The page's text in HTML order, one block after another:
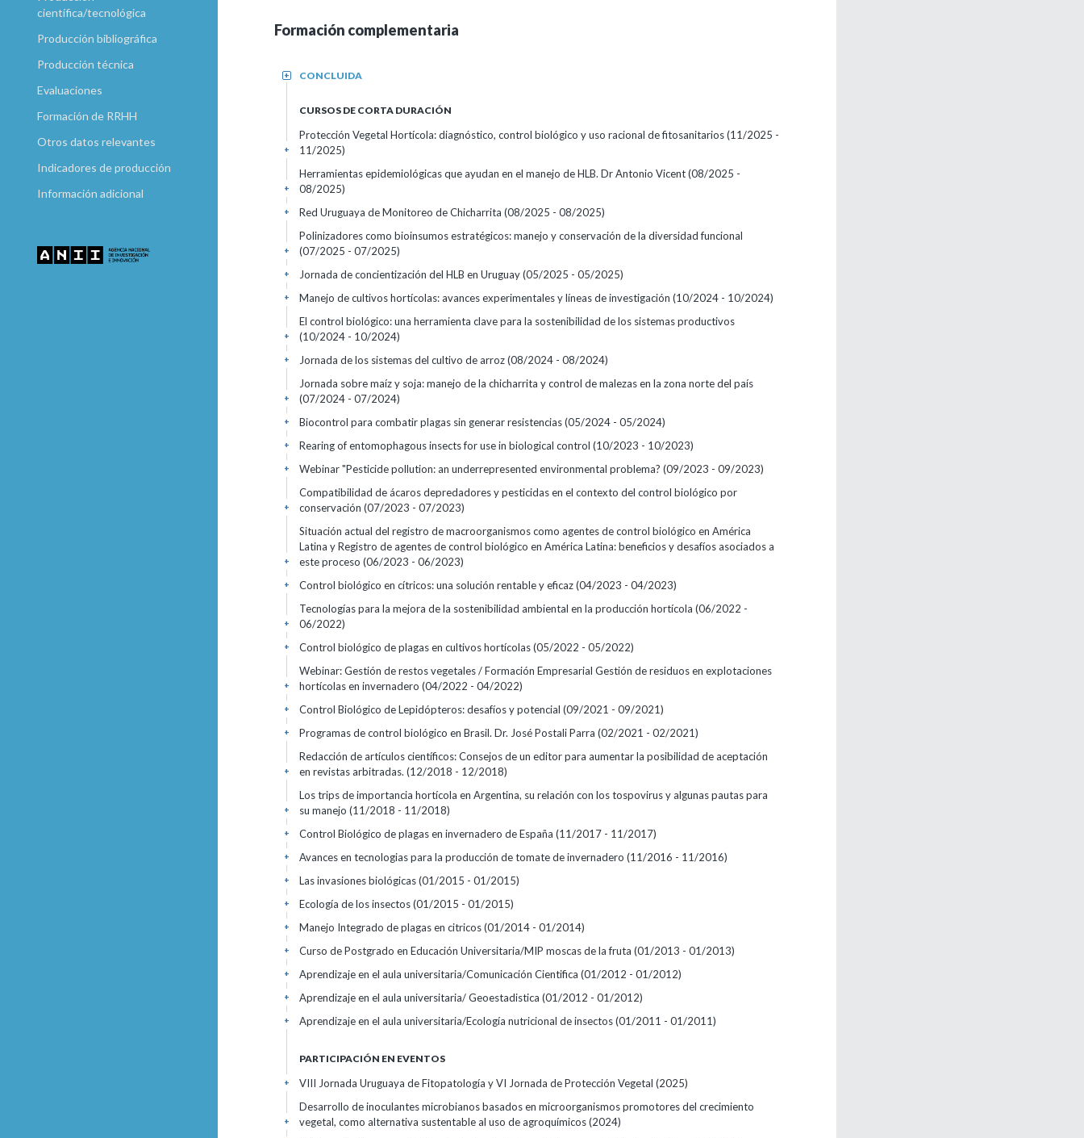
científica/tecnológica
Producción bibliográfica
Producción técnica
Evaluaciones
Formación de RRHH
Otros datos relevantes
Indicadores de producción
Información adicional
Formación complementaria
CONCLUIDA
+
CURSOS DE CORTA DURACIÓN
Protección Vegetal Hortícola: diagnóstico, control biológico y uso racional de fitosanitarios(11/2025 -
11/2025)
+
Herramientas epidemiológicas que ayudan en el manejo de HLB. Dr Antonio Vicent(08/2025 -
08/2025)
+
Red Uruguaya de Monitoreo de Chicharrita (08/2025 - 08/2025)
+
Polinizadores como bioinsumos estratégicos: manejo y conservación de la diversidad funcional
(07/2025 - 07/2025)
+
Jornada de concientización del HLB en Uruguay(05/2025 - 05/2025)
+
Manejo de cultivos hortícolas: avances experimentales y líneas de investigación (10/2024 - 10/2024)
+
El control biológico: una herramienta clave para la sostenibilidad de los sistemas productivos
(10/2024 - 10/2024)
+
Jornada de los sistemas del cultivo de arroz(08/2024 - 08/2024)
+
Jornada sobre maíz y soja: manejo de la chicharrita y control de malezas en la zona norte del país
(07/2024 - 07/2024)
+
Biocontrol para combatir plagas sin generar resistencias(05/2024 - 05/2024)
+
Rearing of entomophagous insects for use in biological control (10/2023 - 10/2023)
+
Webinar "Pesticide pollution: an underrepresented environmental problema? (09/2023 - 09/2023)
+
Compatibilidad de ácaros depredadores y pesticidas en el contexto del control biológico por
conservación (07/2023 - 07/2023)
+
Situación actual del registro de macroorganismos como agentes de control biológico en América
Latina y Registro de agentes de control biológico en América Latina: beneficios y desafíos asociados a
este proceso (06/2023 - 06/2023)
+
Control biológico en cítricos: una solución rentable y eficaz(04/2023 - 04/2023)
+
Tecnologías para la mejora de la sostenibilidad ambiental en la producción hortícola (06/2022 -
06/2022)
+
Control biológico de plagas en cultivos hortícolas(05/2022 - 05/2022)
+
Webinar: Gestión de restos vegetales / Formación Empresarial Gestión de residuos en explotaciones
hortícolas en invernadero (04/2022 - 04/2022)
+
Control Biológico de Lepidópteros: desafíos y potencial (09/2021 - 09/2021)
+
Programas de control biológico en Brasil. Dr. José Postali Parra (02/2021 - 02/2021)
+
Redacción de artículos científicos: Consejos de un editor para aumentar la posibilidad de aceptación
en revistas arbitradas. (12/2018 - 12/2018)
+
Los trips de importancia hortícola en Argentina, su relación con los tospovirus y algunas pautas para
su manejo (11/2018 - 11/2018)
+
Control Biológico de plagas en invernadero de España (11/2017 - 11/2017)
+
Avances en tecnologias para la producción de tomate de invernadero (11/2016 - 11/2016)
+
Las invasiones biológicas(01/2015 - 01/2015)
+
Ecología de los insectos(01/2015 - 01/2015)
+
Manejo Integrado de plagas en citricos(01/2014 - 01/2014)
+
Curso de Postgrado en Educación Universitaria/MIP moscas de la fruta (01/2013 - 01/2013)
+
Aprendizaje en el aula universitaria/Comunicación Cientifica (01/2012 - 01/2012)
+
Aprendizaje en el aula universitaria/ Geoestadistica (01/2012 - 01/2012)
+
Aprendizaje en el aula universitaria/Ecología nutricional de insectos(01/2011 - 01/2011)
+
PARTICIPACIÓN EN EVENTOS
VIII Jornada Uruguaya de Fitopatología y VI Jornada de Protección Vegetal (2025)
+
Desarrollo de inoculantes microbianos basados en microorganismos promotores del crecimiento
vegetal, como alternativa sustentable al uso de agroquímicos(2024)
+